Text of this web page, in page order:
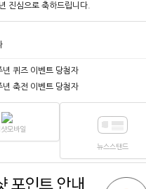
진심으로 축하드립니다.
년 퀴즈 이벤트 당첨자
년 축전 이벤트 당첨자
모바일
뉴스스탠드